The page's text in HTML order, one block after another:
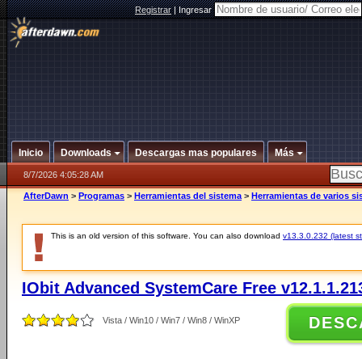
Registrar|Ingresar
Inicio Downloads Descargas mas populares Más
8/7/2026 4:05:28 AM
AfterDawn > Programas > Herramientas del sistema > Herramientas de varios
This is an old version of this software. You can also download v13.3.0.232 (latest
IObit Advanced SystemCare Free
Vista / Win10 / Win7 / Win8 / WinXP